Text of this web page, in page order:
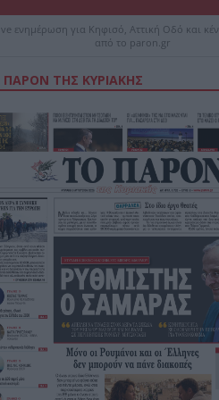
ενημέρωση για Κηφισό, Αττική Οδό και
από το paron.gr
ΤΗΣ ΚΥΡΙΑΚΗΣ